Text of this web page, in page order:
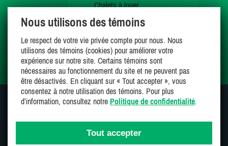
Chalets à louer
Chalets à vendre
Offres spéciales
Mes favoris
SUIVEZ-NOUS SUR
Nous utilisons des témoins
Le respect de votre vie privée compte pour nous. Nous
utilisons des témoins (cookies) pour améliorer votre
expérience sur notre site. Certains témoins sont
nécessaires au fonctionnement du site et ne peuvent pas
être désactivés. En cliquant sur « Tout accepter », vous
consentez à notre utilisation des témoins. Pour plus
d’information, consultez notre Politique de confidentialité.
Tout accepter